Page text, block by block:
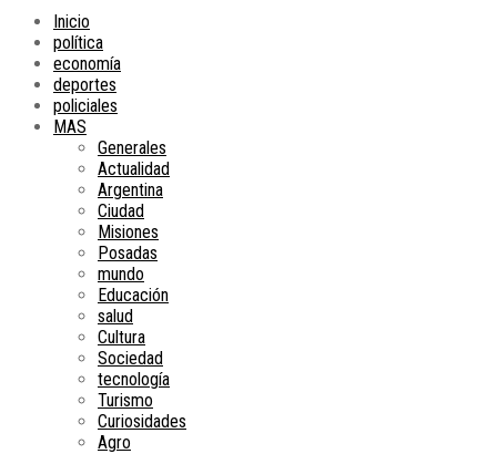
Inicio
política
economía
deportes
policiales
MAS
Generales
Actualidad
Argentina
Ciudad
Misiones
Posadas
mundo
Educación
salud
Cultura
Sociedad
tecnología
Turismo
Curiosidades
Agro